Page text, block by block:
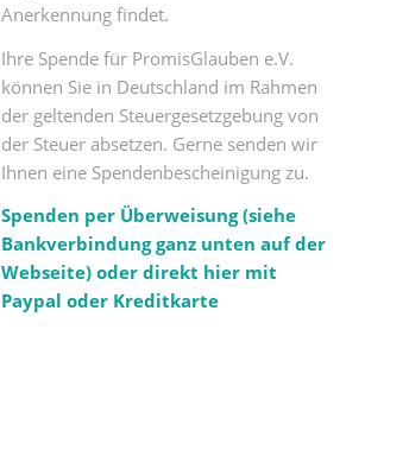
Anerkennung findet.
Ihre Spende für PromisGlauben e.V.
können Sie in Deutschland im Rahmen
der geltenden Steuergesetzgebung von
der Steuer absetzen. Gerne senden wir
Ihnen eine Spendenbescheinigung zu.
Spenden per Überweisung (siehe
Bankverbindung ganz unten auf der
Webseite) oder direkt hier mit
Paypal oder Kreditkarte